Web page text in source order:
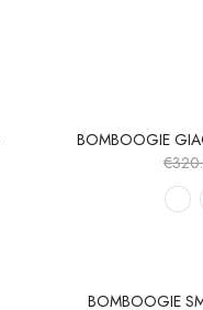
BOMBOOGIE
€
BOMBOOGIE